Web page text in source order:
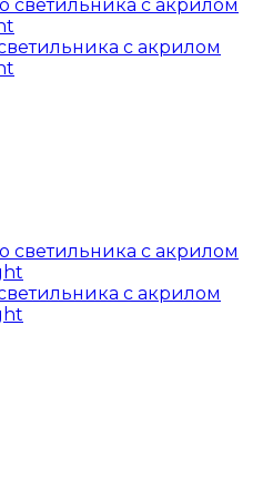
с акрилом
с акрилом